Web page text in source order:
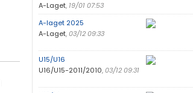
A-Laget, 19/01 07:53
A-laget 2025
A-Laget,03/12 09:33
U15/U16
U16/U15-2011/2010,03/12 09:31